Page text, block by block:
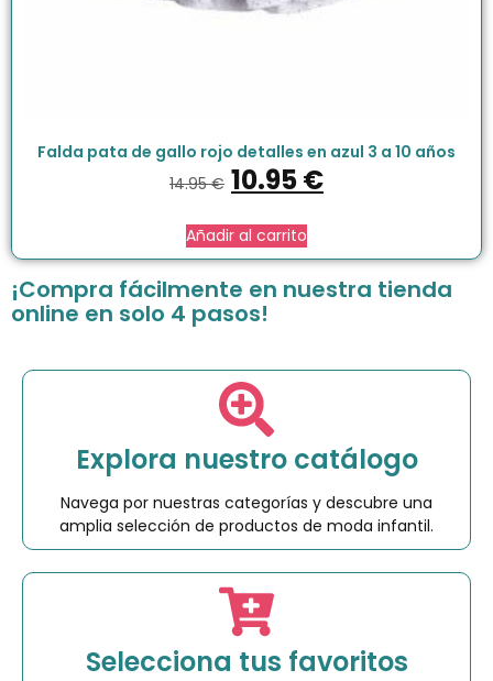
Falda pata de gallo rojo detalles en azul 3 a 10 años
14.95€ 10.95€
Añadir al carrito
¡Compra fácilmente en nuestra tienda
online en solo 4 pasos!
Explora nuestro catálogo
Navega por nuestras categorías y descubre una
amplia selección de productos de moda infantil.
Selecciona tus favoritos